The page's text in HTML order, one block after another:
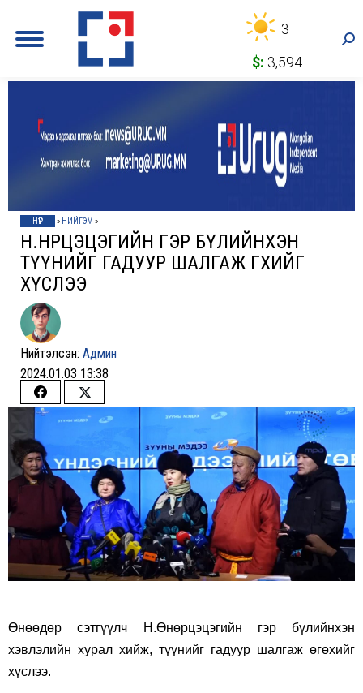
3
$: 3,594
НҮҮР » НИЙГЭМ »
Н.ӨНӨРЦЭЦЭГИЙН ГЭР БҮЛИЙНХЭН
ТҮҮНИЙГ ГАДУУР ШАЛГАЖ ӨГӨХИЙГ
ХҮСЛЭЭ
Нийтэлсэн: Админ
2024.01.03 13:38
Share
Facebook
Share
Өнөөдөр сэтгүүлч Н.Өнөрцэцэгийн гэр бүлийнхэн
хэвлэлийн хурал хийж, түүнийг гадуур шалгаж өгөхийг
хүслээ.